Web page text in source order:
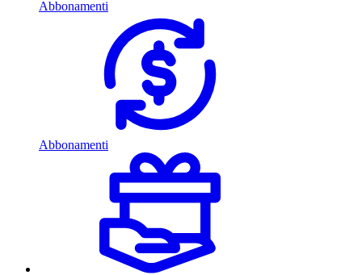
Abbonamenti
Abbonamenti